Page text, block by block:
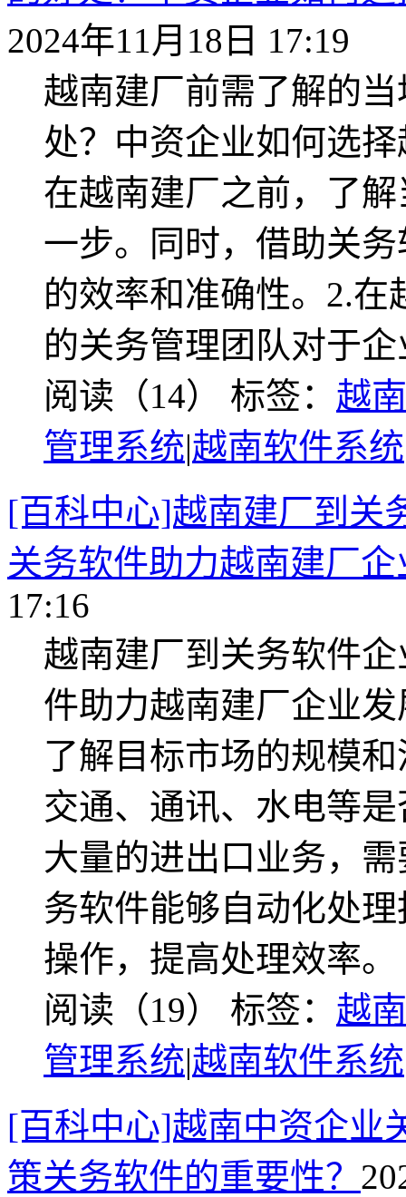
2024年11月18日 17:19
越南建厂前需了解的
处？中资企业如何选
在越南建厂之前，了
一步。同时，借助关
的效率和准确性。2.
的关务管理团队对于
阅读（14） 标签： 越
管理系统|越南软件系统
[百科中心]越南建厂到关
关务软件助力越南建厂
17:16
越南建厂到关务软件
件助力越南建厂企业
了解目标市场的规模
交通、通讯、水电等
大量的进出口业务，
务软件能够自动化处
操作，提高处理效率。
阅读（19） 标签： 越
管理系统|越南软件系统
[百科中心]越南中资企业
策关务软件的重要性？